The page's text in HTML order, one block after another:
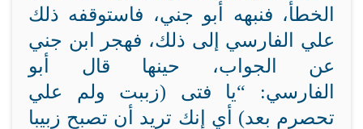
جني، فاستوقفه ذلك الخطأ، فنبهه أبو
علي الفارسي إلى ذلك، فهجر ابن جني
عن الجواب، حينها قال أبو
علي
الفارسي: “يا فتى (زببت ولم
تحصرم بعد) أي إنك تريد أن تصبح زبيبا